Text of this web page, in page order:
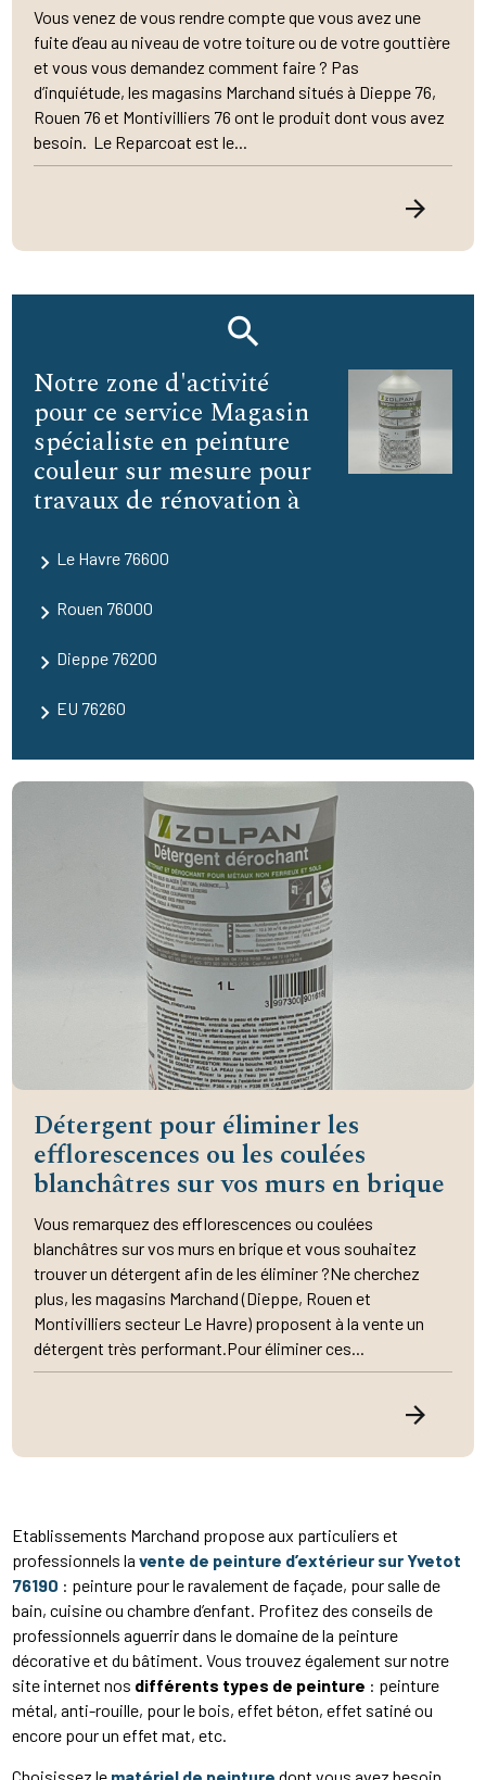
Vous venez de vous rendre compte que vous avez une
fuite d’eau au niveau de votre toiture ou de votre gouttière
et vous vous demandez comment faire ? Pas
d’inquiétude, les magasins Marchand situés à Dieppe 76,
Rouen 76 et Montivilliers 76 ont le produit dont vous avez
besoin. Le Reparcoat est le...
Notre zone d'activité
pour ce service Magasin
spécialiste en peinture
couleur sur mesure pour
travaux de rénovation à
Le Havre 76600
Rouen 76000
Dieppe 76200
EU 76260
Détergent pour éliminer les
efflorescences ou les coulées
blanchâtres sur vos murs en brique
Vous remarquez des efflorescences ou coulées
blanchâtres sur vos murs en brique et vous souhaitez
trouver un détergent afin de les éliminer ?Ne cherchez
plus, les magasins Marchand (Dieppe, Rouen et
Montivilliers secteur Le Havre) proposent à la vente un
détergent très performant.Pour éliminer ces...
Etablissements Marchand propose aux particuliers et
professionnels lavente de peinture d’extérieur sur Yvetot
76190 : peinture pour le ravalement de façade, pour salle de
bain, cuisine ou chambre d’enfant. Profitez des conseils de
professionnels aguerrir dans le domaine de la peinture
décorative et du bâtiment. Vous trouvez également sur notre
site internet nos différents types de peinture : peinture
métal, anti-rouille, pour le bois, effet béton, effet satiné ou
encore pour un effet mat, etc.